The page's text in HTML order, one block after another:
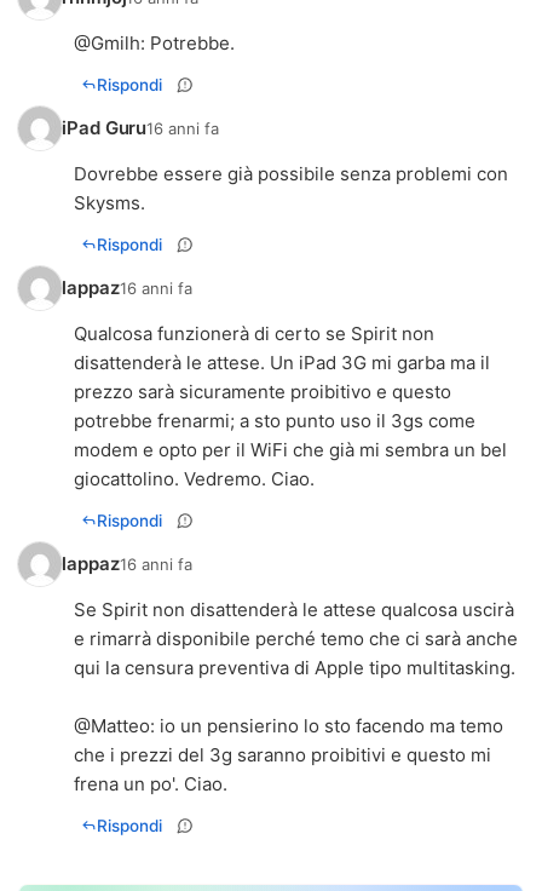
@Gmilh: Potrebbe.
Rispondi
iPad Guru16 anni fa
Dovrebbe essere già possibile senza problemi con
Skysms.
Rispondi
lappaz16 anni fa
Qualcosa funzionerà di certo se Spirit non
disattenderà le attese. Un iPad 3G mi garba ma il
prezzo sarà sicuramente proibitivo e questo
potrebbe frenarmi; a sto punto uso il 3gs come
modem e opto per il WiFi che già mi sembra un bel
giocattolino. Vedremo. Ciao.
Rispondi
lappaz16 anni fa
Se Spirit non disattenderà le attese qualcosa uscirà
e rimarrà disponibile perché temo che ci sarà anche
qui la censura preventiva di Apple tipo multitasking.
@Matteo: io un pensierino lo sto facendo ma temo
che i prezzi del 3g saranno proibitivi e questo mi
frena un po'. Ciao.
Rispondi